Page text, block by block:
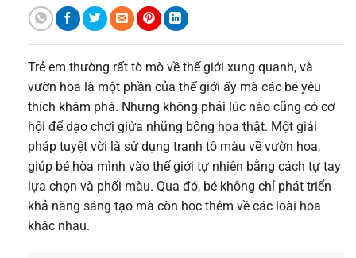
Trẻ em thường rất tò mò về thế giới xung quanh, và
vườn hoa là một phần của thế giới ấy mà các bé yêu
thích khám phá. Nhưng không phải lúc nào cũng có cơ
hội để dạo chơi giữa những bông hoa thật. Một giải
pháp tuyệt vời là sử dụng tranh tô màu về vườn hoa,
giúp bé hòa mình vào thế giới tự nhiên bằng cách tự tay
lựa chọn và phối màu. Qua đó, bé không chỉ phát triển
khả năng sáng tạo mà còn học thêm về các loài hoa
khác nhau.